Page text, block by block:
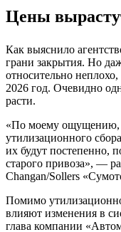
Цены
Как выяснило
грани закрытия. Но
относительно
2026 год. Очевидно
расти.
«По моему ощущению,
утилизационного
их будут постепенно,
старого привоза», —
Changan/Sollers
Помимо
влияют изменения в
глава компании